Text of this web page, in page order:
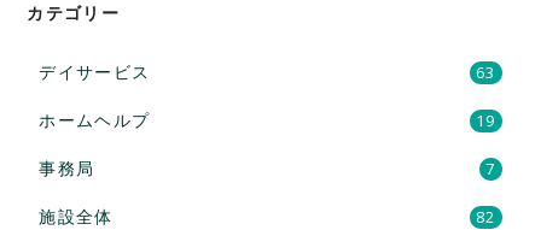
カテゴリー
デイサービス 63
ホームヘルプ 19
事務局 7
施設全体 82